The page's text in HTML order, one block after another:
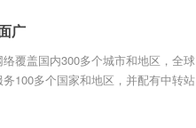
广
络覆盖国内300多个城市和地区，全球
务100多个国家和地区，并配有中转站